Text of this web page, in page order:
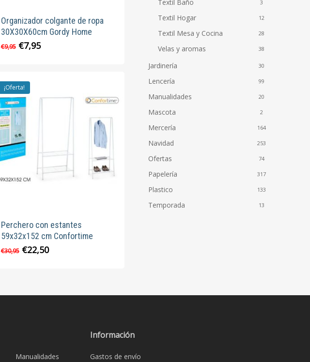
Organizador colgante de ropa
30X30X60cm Gordy Home
€9,95 El
€9,95.
€7,95El
¡Oferta!
Perchero con estantes
59x32x152 cm Confortime
€30,95 El
€22,50El
Textil Baño 3
Textil Hogar 12
Textil Mesa y Cocina 28
Velas y aromas 38
Jardinería 30
Lencería 99
Manualidades 20
Mascota 2
Mercería 164
Navidad 253
Ofertas 74
Papelería 317
Plastico 133
Temporada 13
Manualidades
Información
Gastos de envío